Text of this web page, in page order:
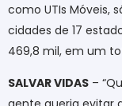
como UTIs Móveis,
cidades de 17
469,8 mil, em um
SALVAR VIDAS –